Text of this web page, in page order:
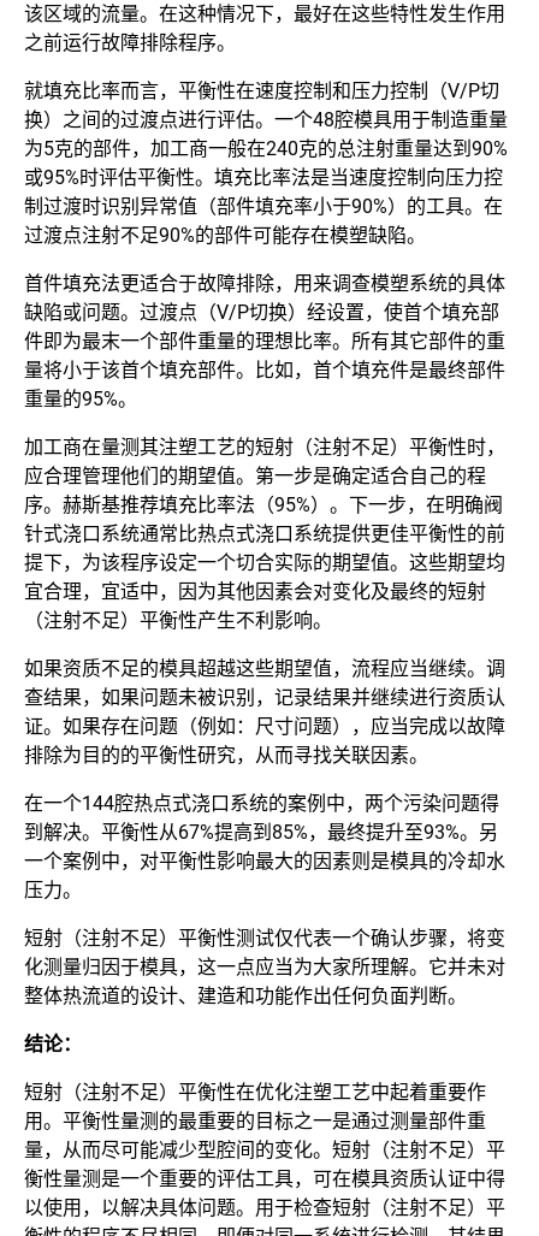
该区域的流量。在这种情况下，最好在这些特性发生作用
之前运行故障排除程序。
就填充比率而言，平衡性在速度控制和压力控制（V/P切
换）之间的过渡点进行评估。一个48腔模具用于制造重量
为5克的部件，加工商一般在240克的总注射重量达到90%
或95%时评估平衡性。填充比率法是当速度控制向压力控
制过渡时识别异常值（部件填充率小于90%）的工具。在
过渡点注射不足90%的部件可能存在模塑缺陷。
首件填充法更适合于故障排除，用来调查模塑系统的具体
缺陷或问题。过渡点（V/P切换）经设置，使首个填充部
件即为最末一个部件重量的理想比率。所有其它部件的重
量将小于该首个填充部件。比如，首个填充件是最终部件
重量的95%。
加工商在量测其注塑工艺的短射（注射不足）平衡性时，
应合理管理他们的期望值。第一步是确定适合自己的程
序。赫斯基推荐填充比率法（95%）。下一步，在明确阀
针式浇口系统通常比热点式浇口系统提供更佳平衡性的前
提下，为该程序设定一个切合实际的期望值。这些期望均
宜合理，宜适中，因为其他因素会对变化及最终的短射
（注射不足）平衡性产生不利影响。
如果资质不足的模具超越这些期望值，流程应当继续。调
查结果，如果问题未被识别，记录结果并继续进行资质认
证。如果存在问题（例如：尺寸问题），应当完成以故障
排除为目的的平衡性研究，从而寻找关联因素。
在一个144腔热点式浇口系统的案例中，两个污染问题得
到解决。平衡性从67%提高到85%，最终提升至93%。另
一个案例中，对平衡性影响最大的因素则是模具的冷却水
压力。
短射（注射不足）平衡性测试仅代表一个确认步骤，将变
化测量归因于模具，这一点应当为大家所理解。它并未对
整体热流道的设计、建造和功能作出任何负面判断。
结论：
短射（注射不足）平衡性在优化注塑工艺中起着重要作
用。平衡性量测的最重要的目标之一是通过测量部件重
量，从而尽可能减少型腔间的变化。短射（注射不足）平
衡性量测是一个重要的评估工具，可在模具资质认证中得
以使用，以解决具体问题。用于检查短射（注射不足）平